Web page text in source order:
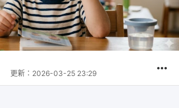
更新： 2026-03-25 23:29